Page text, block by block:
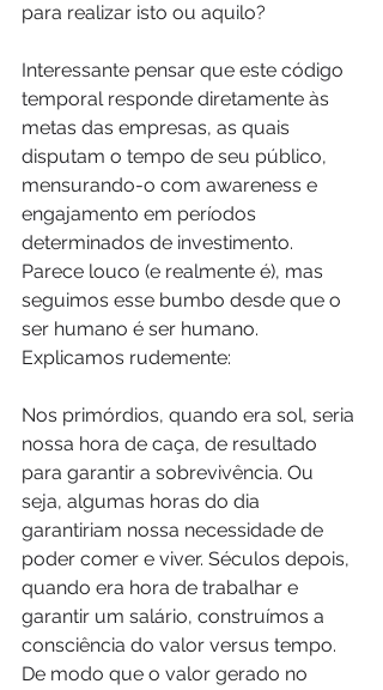
para realizar isto ou aquilo?
Interessante pensar que este código
temporal responde diretamente às
metas das empresas, as quais
disputam o tempo de seu público,
mensurando-o com awareness e
engajamento em períodos
determinados de investimento.
Parece louco (e realmente é), mas
seguimos esse bumbo desde que o
ser humano é ser humano.
Explicamos rudemente:
Nos primórdios, quando era sol, seria
nossa hora de caça, de resultado
para garantir a sobrevivência. Ou
seja, algumas horas do dia
garantiriam nossa necessidade de
poder comer e viver. Séculos depois,
quando era hora de trabalhar e
garantir um salário, construímos a
consciência do valor versus tempo.
De modo que o valor gerado no